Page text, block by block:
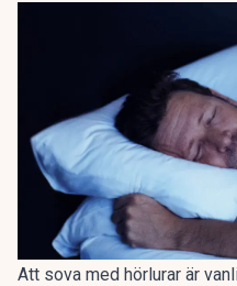
Att sova med hörlurar är